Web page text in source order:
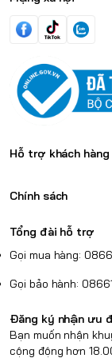
Đệm tai được làm
thoải mái đắm
mát. Đệm vải cũng
bao giờ hết.
Hỗ trợ khách hàng
Chính sách
Tổng đài hỗ trợ
Gọi mua hàng:
Gọi bảo hành:
Đăng ký nhận ưu
Bạn muốn nhận
cộng động hơn